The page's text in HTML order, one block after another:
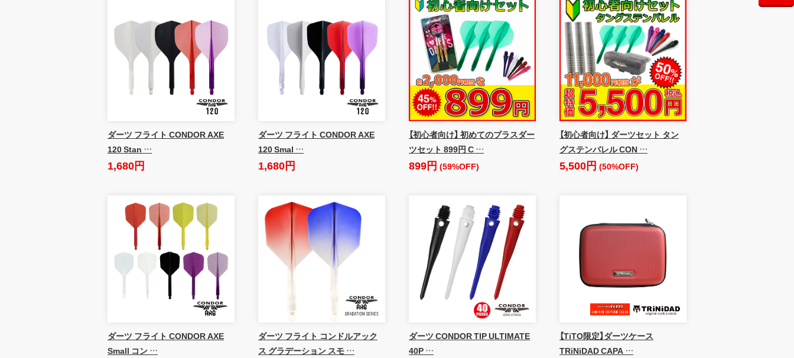
ダーツ フライト CONDOR AXE
120 Stan …
1,680円
ダーツ フライト CONDOR AXE
120 Smal …
1,680円
【初心者向け】 初めてのブラスダー
ツセット 899円 C …
899円 (59%OFF)
【初心者向け】 ダーツセット タン
グステンバレル CON …
5,500円 (50%OFF)
ダーツ フライト CONDOR AXE
Small コン …
ダーツ フライト コンドルアック
ス グラデーション スモ …
ダーツ CONDOR TIP ULTIMATE
40P …
【TiTO限定】ダーツケース
TRiNiDAD CAPA …